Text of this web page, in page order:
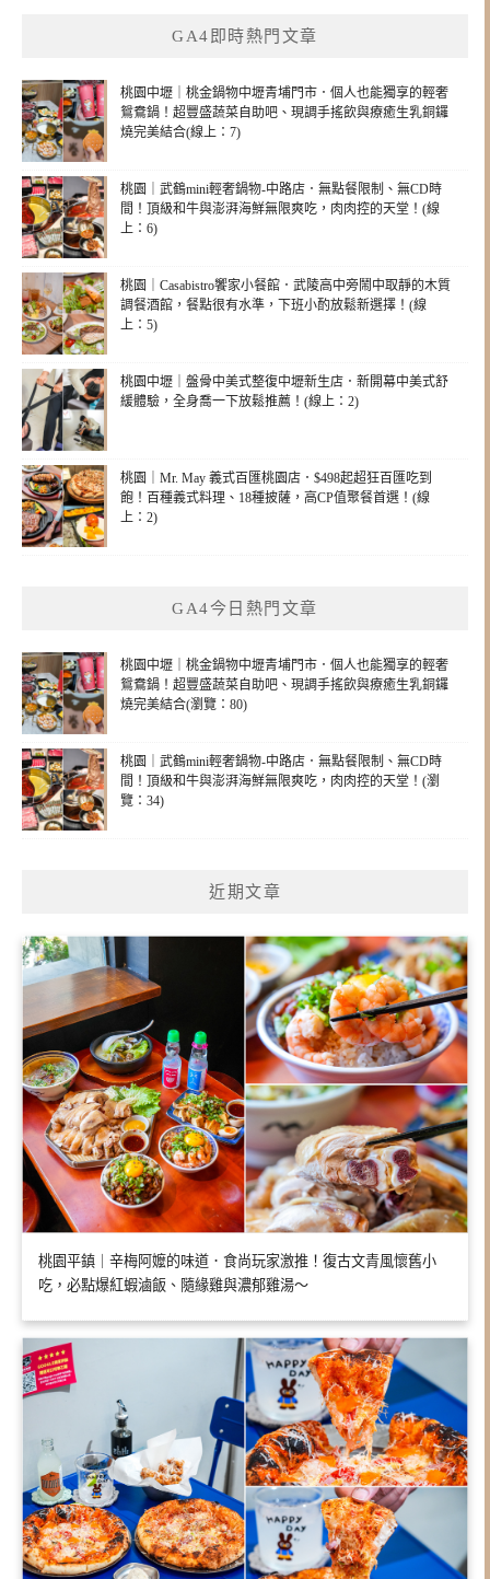
GA4即時熱門文章
桃園中壢｜桃金鍋物中壢青埔門市．個人也能獨享的輕奢
鴛鴦鍋！超豐盛蔬菜自助吧、現調手搖飲與療癒生乳銅鑼
燒完美結合(線上：7)
桃園｜武鶴mini輕奢鍋物-中路店．無點餐限制、無CD時
間！頂級和牛與澎湃海鮮無限爽吃，肉肉控的天堂！(線
上：6)
桃園｜Casabistro饗家小餐館．武陵高中旁鬧中取靜的木質
調餐酒館，餐點很有水準，下班小酌放鬆新選擇！(線
上：5)
桃園中壢｜盤骨中美式整復中壢新生店．新開幕中美式舒
緩體驗，全身喬一下放鬆推薦！(線上：2)
桃園｜Mr. May 義式百匯桃園店．$498起超狂百匯吃到
飽！百種義式料理、18種披薩，高CP值聚餐首選！(線
上：2)
GA4今日熱門文章
桃園中壢｜桃金鍋物中壢青埔門市．個人也能獨享的輕奢
鴛鴦鍋！超豐盛蔬菜自助吧、現調手搖飲與療癒生乳銅鑼
燒完美結合(瀏覽：80)
桃園｜武鶴mini輕奢鍋物-中路店．無點餐限制、無CD時
間！頂級和牛與澎湃海鮮無限爽吃，肉肉控的天堂！(瀏
覽：34)
近期文章
桃園平鎮｜辛梅阿嬤的味道．食尚玩家激推！復古文青風懷舊小
吃，必點爆紅蝦滷飯、隨緣雞與濃郁雞湯～